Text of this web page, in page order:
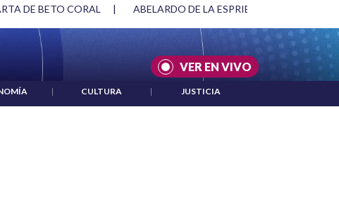
DE BETO CORAL | ABELARDO DE LA ESPRIELLA Y DMG
VER EN VIVO
| CULTURA | JUSTICIA